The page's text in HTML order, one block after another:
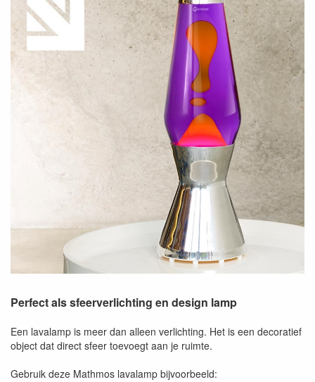
Perfect als sfeerverlichting en design lamp
Een lavalamp is meer dan alleen verlichting. Het is een decoratief
object dat direct sfeer toevoegt aan je ruimte.
Gebruik deze Mathmos lavalamp bijvoorbeeld: